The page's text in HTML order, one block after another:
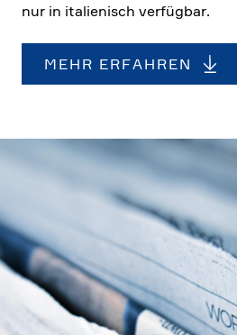
nur in italie­nisch verfügbar.
MEHR ERFAHREN